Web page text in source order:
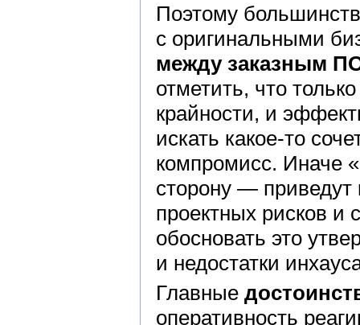
Поэтому
с оригинальными
между заказным
отметить, что
крайности, и
искать какое-то
компромисс. Иначе
сторону —
проектных рисков и
обосновать это
и недостатки
Главные
оперативность